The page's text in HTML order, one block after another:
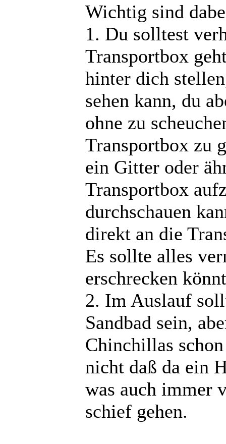
Wichtig sind
1. Du solltest
Transportbox
hinter dich
sehen kann, du
ohne zu
Transportbox zu
ein Gitter oder
Transportbox
durchschauen
direkt an die
Es sollte alles
erschrecken
2. Im Auslauf
Sandbad sein,
Chinchillas
nicht daß da ein
was auch immer
schief gehen.